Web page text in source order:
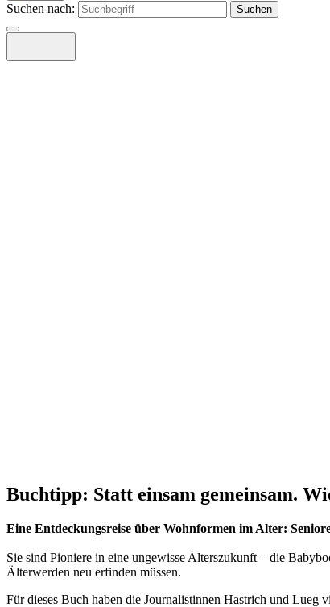
Suchen nach:
Buchtipp: Statt einsam gemeinsam.
Eine Entdeckungsreise über Wohnformen im Alter:
Sie sind Pioniere in eine ungewisse Alterszukunft – die
Älterwerden neu erfinden müssen.
Für dieses Buch haben die Journalistinnen Hastrich und